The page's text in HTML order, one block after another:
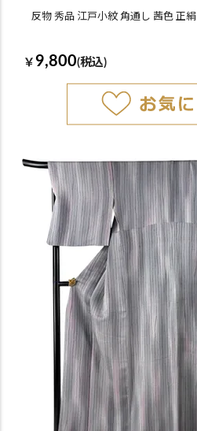
反物 秀品 江戸小紋 角通し 茜色 正絹
￥ 9,800(税込)